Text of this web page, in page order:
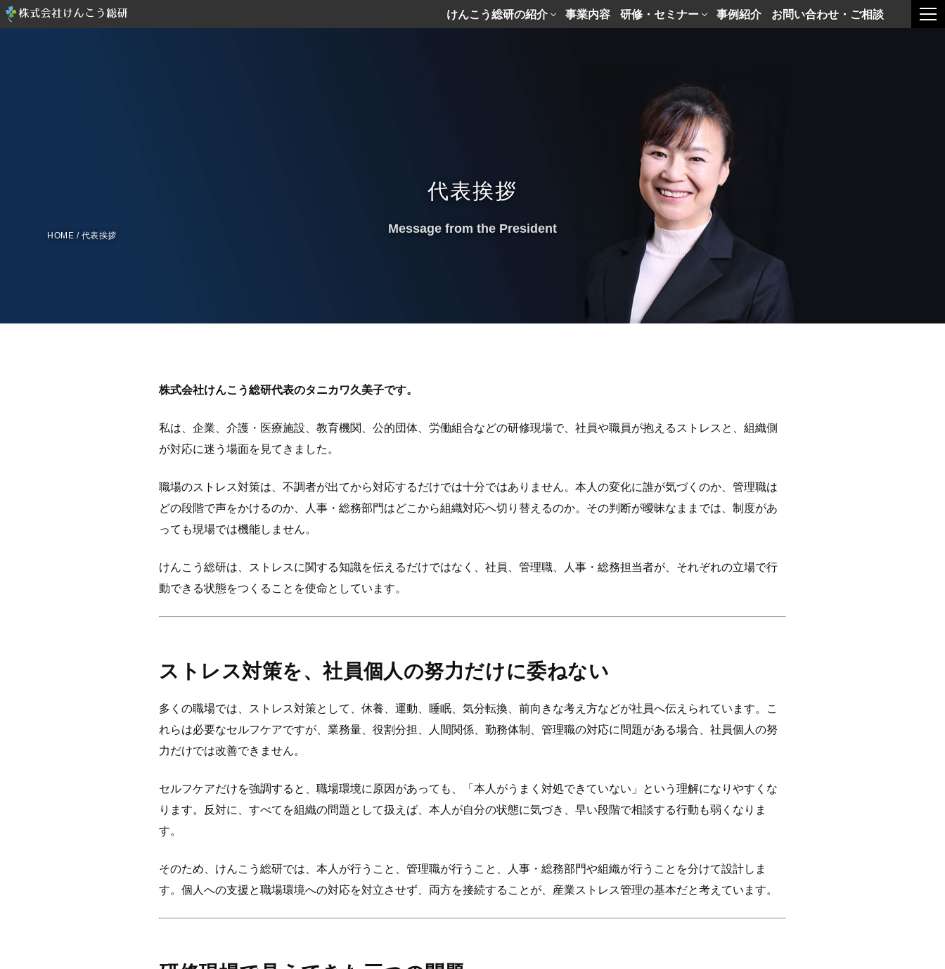
けんこう総研の紹介 事業内容 研修・セミナー 事例紹介 お問い合わせ・ご相談
代表挨拶
Message from the President
HOME / 代表挨拶
株式会社けんこう総研代表のタニカワ久美子です。
私は、企業、介護・医療施設、教育機関、公的団体、労働組合などの研修現場で、社員や職員が抱えるストレスと、組織側
が対応に迷う場面を見てきました。
職場のストレス対策は、不調者が出てから対応するだけでは十分ではありません。本人の変化に誰が気づくのか、管理職は
どの段階で声をかけるのか、人事・総務部門はどこから組織対応へ切り替えるのか。その判断が曖昧なままでは、制度があ
っても現場では機能しません。
けんこう総研は、ストレスに関する知識を伝えるだけではなく、社員、管理職、人事・総務担当者が、それぞれの立場で行
動できる状態をつくることを使命としています。
ストレス対策を、社員個人の努力だけに委ねない
多くの職場では、ストレス対策として、休養、運動、睡眠、気分転換、前向きな考え方などが社員へ伝えられています。こ
れらは必要なセルフケアですが、業務量、役割分担、人間関係、勤務体制、管理職の対応に問題がある場合、社員個人の努
力だけでは改善できません。
セルフケアだけを強調すると、職場環境に原因があっても、「本人がうまく対処できていない」という理解になりやすくな
ります。反対に、すべてを組織の問題として扱えば、本人が自分の状態に気づき、早い段階で相談する行動も弱くなりま
す。
そのため、けんこう総研では、本人が行うこと、管理職が行うこと、人事・総務部門や組織が行うことを分けて設計しま
す。個人への支援と職場環境への対応を対立させず、両方を接続することが、産業ストレス管理の基本だと考えています。